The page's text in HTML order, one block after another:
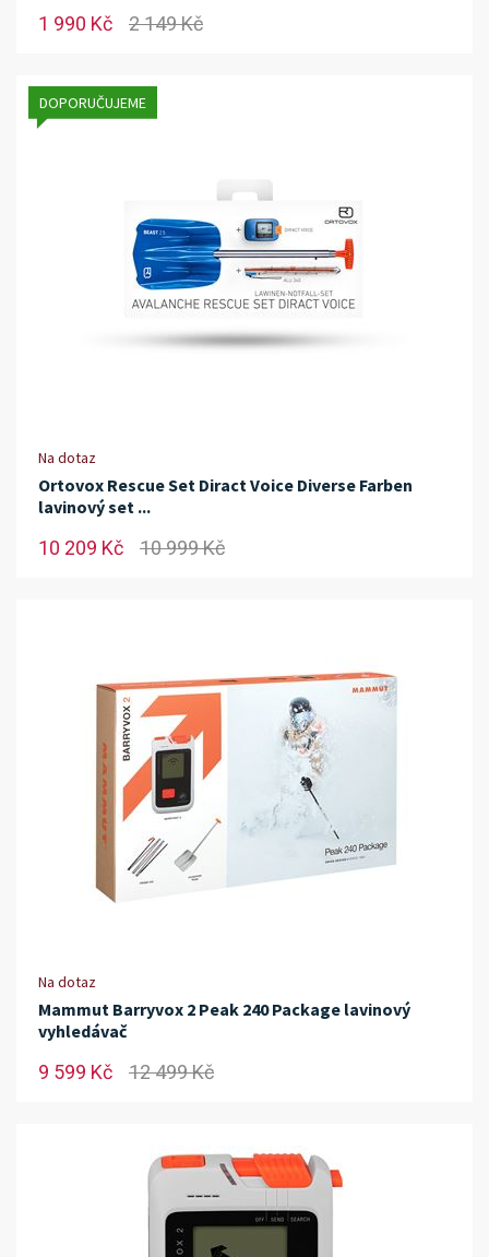
1 990 Kč 2 149 Kč
DOPORUČUJEME
Na dotaz
Ortovox Rescue Set Diract Voice Diverse Farben
lavinový set ...
10 209 Kč 10 999 Kč
Na dotaz
Mammut Barryvox 2 Peak 240 Package lavinový
vyhledávač
9 599 Kč 12 499 Kč